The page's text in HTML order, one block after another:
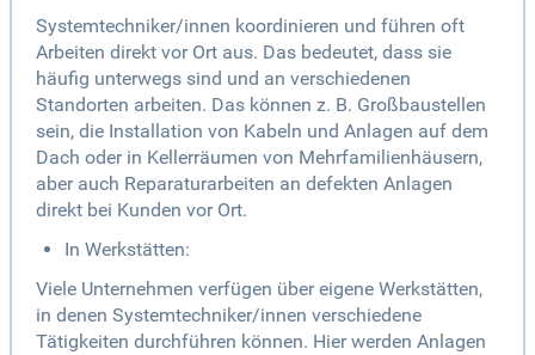
Systemtechniker/innen koordinieren und führen oft
Arbeiten direkt vor Ort aus. Das bedeutet, dass sie
häufig unterwegs sind und an verschiedenen
Standorten arbeiten. Das können z. B. Großbaustellen
sein, die Installation von Kabeln und Anlagen auf dem
Dach oder in Kellerräumen von Mehrfamilienhäusern,
aber auch Reparaturarbeiten an defekten Anlagen
direkt bei Kunden vor Ort.
In Werkstätten:
Viele Unternehmen verfügen über eigene Werkstätten,
in denen Systemtechniker/innen verschiedene
Tätigkeiten durchführen können. Hier werden Anlagen